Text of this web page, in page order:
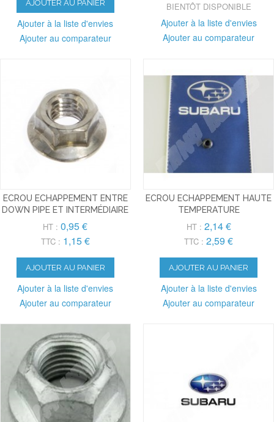
AJOUTER AU PANIER
Ajouter à la liste d'envies
Ajouter au comparateur
BIENTÔT DISPONIBLE
Ajouter à la liste d'envies
Ajouter au comparateur
ECROU ECHAPPEMENT ENTRE
DOWN PIPE ET INTERMÉDIAIRE
HT : 0,95 €
TTC : 1,15 €
AJOUTER AU PANIER
Ajouter à la liste d'envies
Ajouter au comparateur
ECROU ECHAPPEMENT HAUTE
TEMPERATURE
HT : 2,14 €
TTC : 2,59 €
AJOUTER AU PANIER
Ajouter à la liste d'envies
Ajouter au comparateur